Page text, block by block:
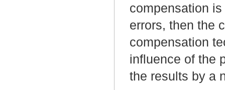
compensation
errors, then the
compensation
influence of the
the results by a